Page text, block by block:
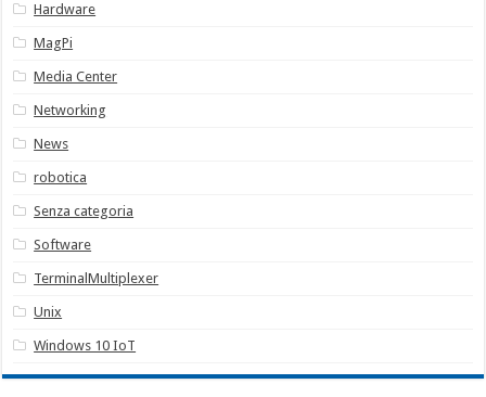
Hardware
MagPi
Media Center
Networking
News
robotica
Senza categoria
Software
TerminalMultiplexer
Unix
Windows 10 IoT